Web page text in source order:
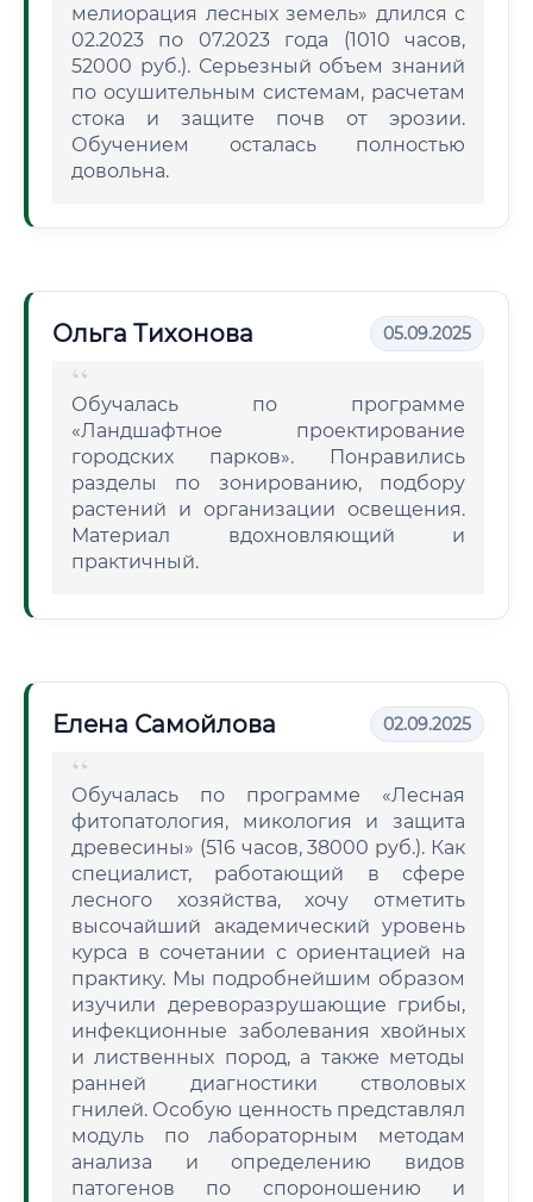
мелиорация лесных земель» длился с
02.2023 по 07.2023 года (1010 часов,
52000 руб.). Серьезный объем знаний
по осушительным системам, расчетам
стока и защите почв от эрозии.
Обучением осталась полностью
довольна.
Ольга Тихонова 05.09.2025
Обучалась по программе
«Ландшафтное проектирование
городских парков». Понравились
разделы по зонированию, подбору
растений и организации освещения.
Материал вдохновляющий и
практичный.
Елена Самойлова 02.09.2025
Обучалась по программе «Лесная
фитопатология, микология и защита
древесины» (516 часов, 38000 руб.). Как
специалист, работающий в сфере
лесного хозяйства, хочу отметить
высочайший академический уровень
курса в сочетании с ориентацией на
практику. Мы подробнейшим образом
изучили дереворазрушающие грибы,
инфекционные заболевания хвойных
и лиственных пород, а также методы
ранней диагностики стволовых
гнилей. Особую ценность представлял
модуль по лабораторным методам
анализа и определению видов
патогенов по спороношению и